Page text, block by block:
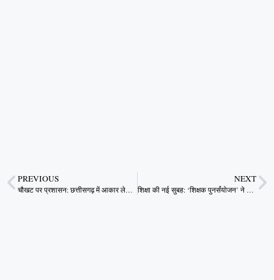
PREVIOUS
चौखट पर प्रशासन: छत्तीसगढ़ में आकार लेती जन-आशाओं की नई कहानी
NEXT
शिक्षा की नई सुबह: ‘शिक्षक पुनर्संयोजन’ ने बदली टेमरी की तस्वीर